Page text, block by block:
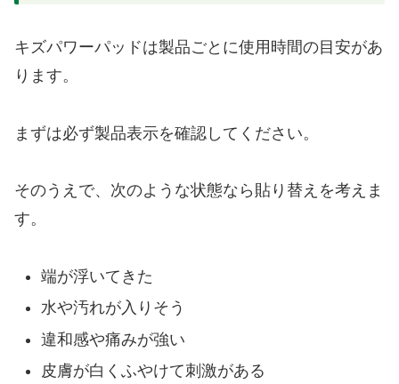
キズパワーパッドは製品ごとに使用時間の目安があ
ります。
まずは必ず製品表示を確認してください。
そのうえで、次のような状態なら貼り替えを考えま
す。
端が浮いてきた
水や汚れが入りそう
違和感や痛みが強い
皮膚が白くふやけて刺激がある